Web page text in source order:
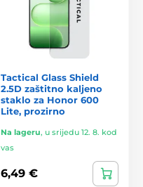
Tactical Glass Shield
2.5D zaštitno kaljeno
staklo za Honor 600
Lite, prozirno
Na lageru, u srijedu 12. 8. kod
vas
6,49 €